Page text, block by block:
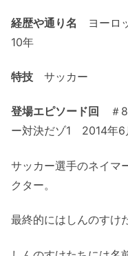
経歴や通り名 ヨーロ
10年
特技 サッカー
登場エピソード回
＃
ー対決だゾ1 2014年6
サッカー選手のネイマ
クター。
最終的にはしんのすけ